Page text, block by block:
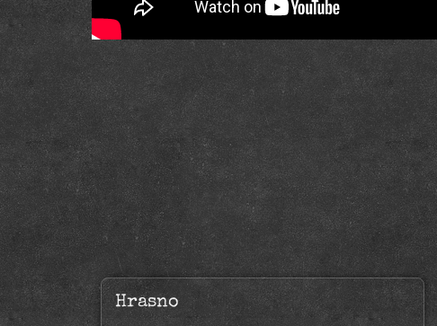
Hrasno